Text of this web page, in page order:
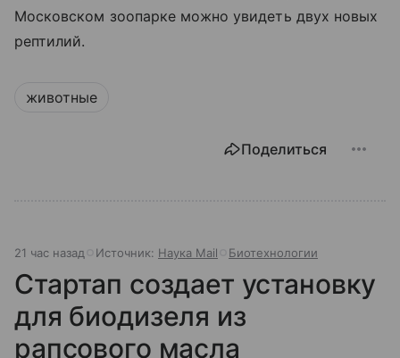
Московском зоопарке можно увидеть двух новых
рептилий.
животные
Поделиться
21 час назад Источник: Наука Mail Биотехнологии
Стартап создает установку
для биодизеля из
рапсового масла